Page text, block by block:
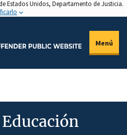
Estados Unidos, Departamento de Justicia.
Menú